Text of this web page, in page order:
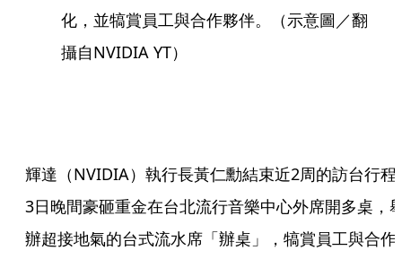
化，並犒賞員工與合作夥伴。（示意圖／翻
攝自NVIDIA YT）
輝達（NVIDIA）執行長黃仁勳結束近2周的訪台行程
3日晚間豪砸重金在台北流行音樂中心外席開多桌，
辦超接地氣的台式流水席「辦桌」，犒賞員工與合作